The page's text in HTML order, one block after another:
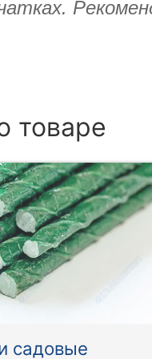
товаре
садовые